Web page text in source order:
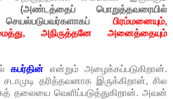
(அண்டத்தைப் பொறுத்தவரையில்
பிரம்மனையும்,
அநிருத்தனே அனைத்தையும்
கபர்தின் என்றும் அழைக்கப்படுகிறான்.
தரித்தவனாக இருக்கிறான், சில
தலையை வெளிப்படுத்துகிறான். அவன்